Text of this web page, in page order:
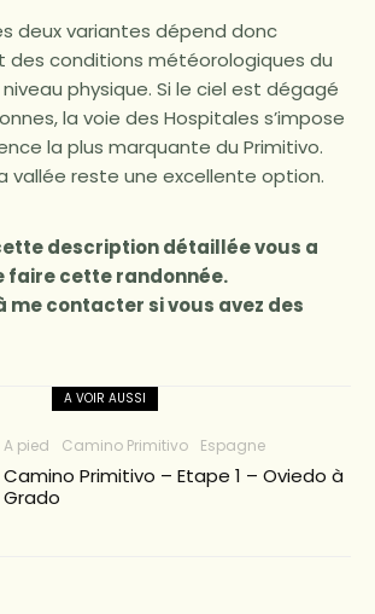
deux variantes dépend donc
des conditions météorologiques du
physique. Si le ciel est dégagé
la voie des Hospitales s’impose
la plus marquante du Primitivo.
vallée reste une excellente option.
description détaillée vous a
faire cette randonnée.
me contacter si vous avez des
A VOIR AUSSI
A pied Camino Primitivo Espagne
Camino Primitivo – Etape 1 – Oviedo à
Grado